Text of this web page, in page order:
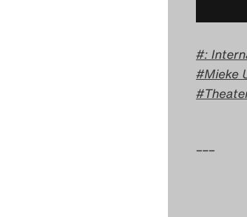
:
Mieke
–––